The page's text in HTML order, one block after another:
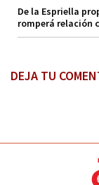
De la Espriella
romperá relación
DEJA TU